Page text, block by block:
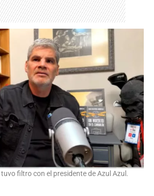
filtro con el presidente de Azul Azul.